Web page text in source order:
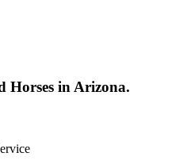
Horses in Arizona.